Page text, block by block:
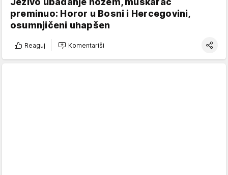
preminuo: Horor u Bosni i Hercegovini,
osumnjičeni uhapšen
Reaguj Komentariši